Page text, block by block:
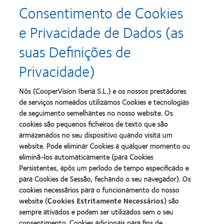
Learn
more
about
Prémio
Silmo
d’Or
para
o
melhor
produto
com
MyDay™
(2013)
Learn
more
about
Produto
do
Ano
Contacto
(2013)
Learn
about
2012
&
2010
Melhores
Empresas
para
Líderes
(2012)
about
2011
Best
Factory
Awards
(2011)
Learn
more
about
ODMA
2011
(2011)
Learn
more
about
2012
Manufacturing
Leadership
100
(ML
100)
Award
Learn
more
about
2012
REBRAND
Learn
more
about
Prémio
da
Consentimento de Cookies
e Privacidade de Dados (as
suas Definições de
Privacidade)
Nós (CooperVision Iberia S.L.) e os nossos prestadores
de serviços nomeados utilizamos Cookies e tecnologias
de seguimento semelhantes no nosso website. Os
cookies são pequenos ficheiros de texto que são
armazenados no seu dispositivo quando visita um
website. Pode eliminar Cookies a qualquer momento ou
eliminá-los automaticamente (para Cookies
Persistentes, após um período de tempo especificado e
para Cookies de Sessão, fechando o seu navegador). Os
cookies necessários para o funcionamento do nosso
website (Cookies Estritamente Necessários) são
sempre ativados e podem ser utilizados sem o seu